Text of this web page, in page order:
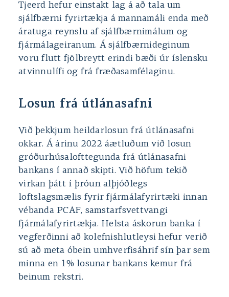
Tjeerd hefur einstakt lag á að tala um
sjálfbærni fyrirtækja á mannamáli enda með
áratuga reynslu af sjálfbærnimálum og
fjármálageiranum. Á sjálfbærnideginum
voru flutt fjölbreytt erindi bæði úr íslensku
atvinnulífi og frá fræðasamfélaginu.
Losun frá útlánasafni
Við þekkjum heildarlosun frá útlánasafni
okkar. Á árinu 2022 áætluðum við losun
gróðurhúsalofttegunda frá útlánasafni
bankans í annað skipti. Við höfum tekið
virkan þátt í þróun alþjóðlegs
loftslagsmælis fyrir fjármálafyrirtæki innan
vébanda PCAF, samstarfsvettvangi
fjármálafyrirtækja. Helsta áskorun banka í
vegferðinni að kolefnishlutleysi hefur verið
sú að meta óbein umhverfisáhrif sín þar sem
minna en 1% losunar bankans kemur frá
beinum rekstri.